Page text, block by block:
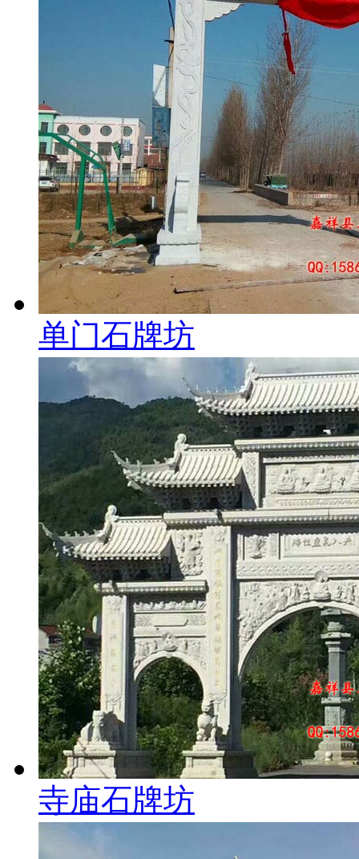
单门石牌坊
寺庙石牌坊